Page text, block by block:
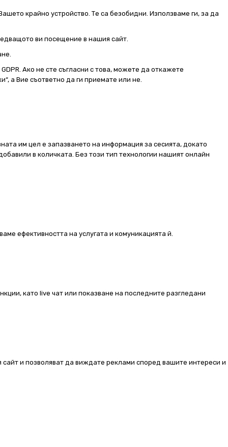
крайно устройство. Те са безобидни. Използваме ги, за да
ви посещение в нашия сайт.
Ако не сте съгласни с това, можете да откажете
а Вие съответно да ги приемате или не.
им цел е запазването на информация за сесията, докато
в количката. Без този тип технологии нашият онлайн
ефективността на услугата и комуникацията й.
като live чат или показване на последните разгледани
и позволяват да виждате реклами според вашите интереси и